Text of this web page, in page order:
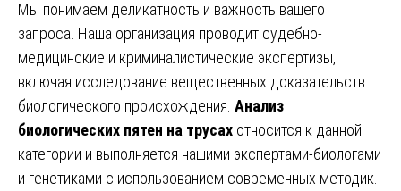
Мы понимаем деликатность и важность вашего
запроса. Наша организация проводит судебно-
медицинские и криминалистические экспертизы,
включая исследование вещественных доказательств
биологического происхождения. Анализ
биологических пятен на трусах относится к данной
категории и выполняется нашими экспертами-биологами
и генетиками с использованием современных методик.